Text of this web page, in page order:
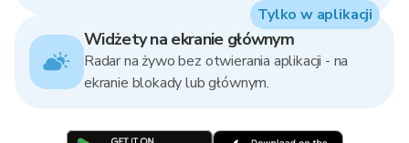
Widżety na ekranie głównym
Radar na żywo bez otwierania aplikacji - na
ekranie blokady lub głównym.
Tylko w aplikacji